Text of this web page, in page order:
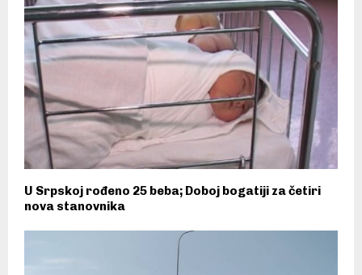
U Srpskoj rođeno 25 beba; Doboj bogatiji za četiri
nova stanovnika